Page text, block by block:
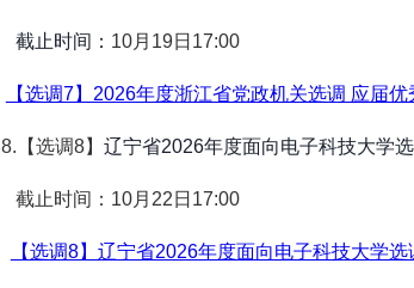
截止时间： 10月19日17:00
【选调7】2026年度浙江省党政机关选调 应届
8.【选调8】 辽宁省2026年度面向电子科技大学
截止时间：10月22日17:00
【选调8】辽宁省2026年度面向电子科技大学